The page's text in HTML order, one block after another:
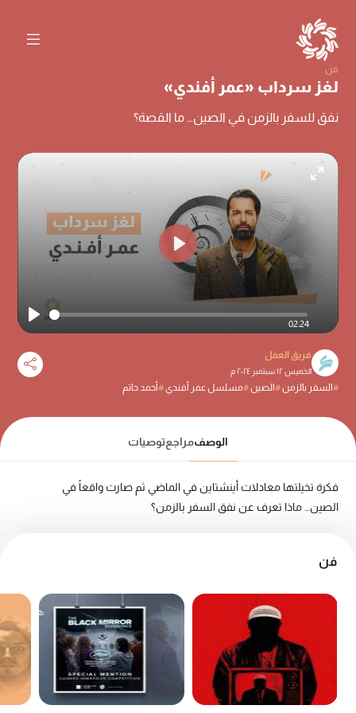
فن
لغز سرداب «عمر أفندي»
نفق للسفر بالزمن في الصين… ما القصة؟
Play
02:24
Play
فريق العمل
الخميس ١٢ سبتمبر ٢٠٢٤ م
# السفر بالزمن# الصين#مسلسل عمر أفندي# أحمد حاتم
الوصفمراجعتوصيات
فكرة تخيلتها معادلات أينشتاين في الماضي ثم صارت واقعاً في
الصين…ماذا تعرف عن نفق السفر بالزمن؟
فن